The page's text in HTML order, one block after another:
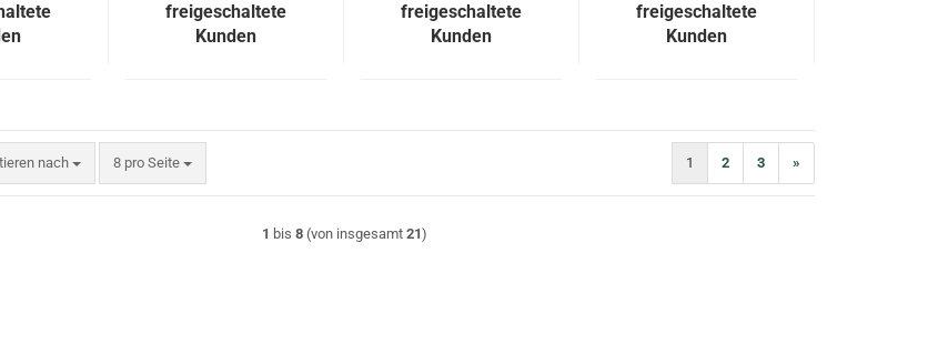
freigeschaltete
Kunden
freigeschaltete
Kunden
freigeschaltete
Kunden
nach
nach 8 pro Seite
pro Seite 1 2 3 »
1 bis 8(von insgesamt 21)